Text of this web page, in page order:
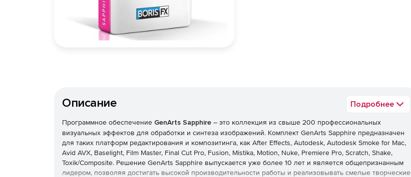
Описание Подробнее
Программное обеспечение GenArts Sapphire – это коллекция из свыше 200 профессиональных
визуальных эффектов для обработки и синтеза изображений. Комплект GenArts Sapphire предназначен
для таких платформ редактирования и композитинга, как After Effects, Autodesk, Autodesk Smoke for Mac,
Avid AVX, Baselight, Film Master, Final Cut Pro, Fusion, Mistika, Motion, Nuke, Premiere Pro, Scratch, Shake,
Toxik/Composite. Решение GenArts Sapphire выпускается уже более 10 лет и является общепризнанным
лидером, позволяя достигать высокой производительности работы и реализовывать смелые творческие